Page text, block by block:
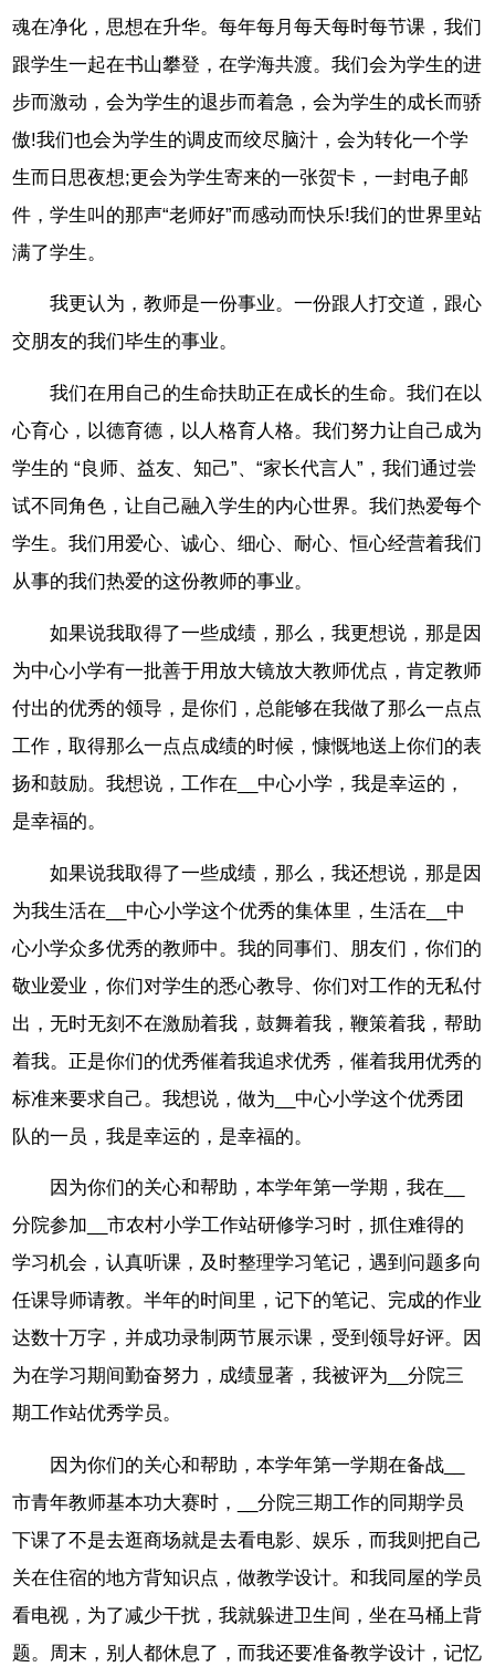
魂在净化，思想在升华。每年每月每天每时每节课，我们
跟学生一起在书山攀登，在学海共渡。我们会为学生的进
步而激动，会为学生的退步而着急，会为学生的成长而骄
傲!我们也会为学生的调皮而绞尽脑汁，会为转化一个学
生而日思夜想;更会为学生寄来的一张贺卡，一封电子邮
件，学生叫的那声“老师好”而感动而快乐!我们的世界里站
满了学生。
我更认为，教师是一份事业。一份跟人打交道，跟心
交朋友的我们毕生的事业。
我们在用自己的生命扶助正在成长的生命。我们在以
心育心，以德育德，以人格育人格。我们努力让自己成为
学生的 “良师、益友、知己”、“家长代言人”，我们通过尝
试不同角色，让自己融入学生的内心世界。我们热爱每个
学生。我们用爱心、诚心、细心、耐心、恒心经营着我们
从事的我们热爱的这份教师的事业。
如果说我取得了一些成绩，那么，我更想说，那是因
为中心小学有一批善于用放大镜放大教师优点，肯定教师
付出的优秀的领导，是你们，总能够在我做了那么一点点
工作，取得那么一点点成绩的时候，慷慨地送上你们的表
扬和鼓励。我想说，工作在__中心小学，我是幸运的，
是幸福的。
如果说我取得了一些成绩，那么，我还想说，那是因
为我生活在__中心小学这个优秀的集体里，生活在__中
心小学众多优秀的教师中。我的同事们、朋友们，你们的
敬业爱业，你们对学生的悉心教导、你们对工作的无私付
出，无时无刻不在激励着我，鼓舞着我，鞭策着我，帮助
着我。正是你们的优秀催着我追求优秀，催着我用优秀的
标准来要求自己。我想说，做为__中心小学这个优秀团
队的一员，我是幸运的，是幸福的。
因为你们的关心和帮助，本学年第一学期，我在__
分院参加__市农村小学工作站研修学习时，抓住难得的
学习机会，认真听课，及时整理学习笔记，遇到问题多向
任课导师请教。半年的时间里，记下的笔记、完成的作业
达数十万字，并成功录制两节展示课，受到领导好评。因
为在学习期间勤奋努力，成绩显著，我被评为__分院三
期工作站优秀学员。
因为你们的关心和帮助，本学年第一学期在备战__
市青年教师基本功大赛时，__分院三期工作的同期学员
下课了不是去逛商场就是去看电影、娱乐，而我则把自己
关在住宿的地方背知识点，做教学设计。和我同屋的学员
看电视，为了减少干扰，我就躲进卫生间，坐在马桶上背
题。周末，别人都休息了，而我还要准备教学设计，记忆